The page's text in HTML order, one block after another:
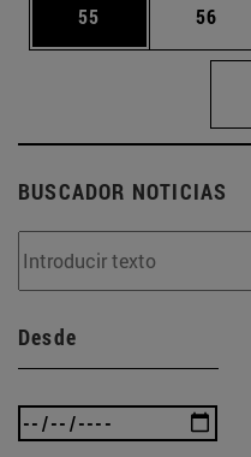
Página
55 Página
56
BUSCADOR NOTICIAS
Desde